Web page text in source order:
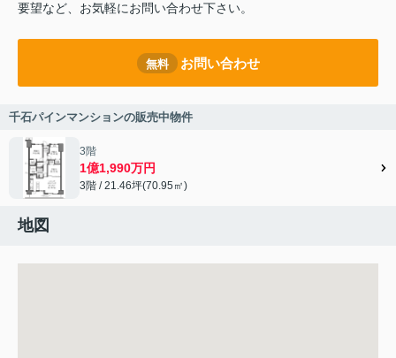
要望など、お気軽にお問い合わせ下さい。
無料 お問い合わせ
千石パインマンションの販売中物件
3階
1億1,990万円
3階 / 21.46坪(70.95㎡)
地図